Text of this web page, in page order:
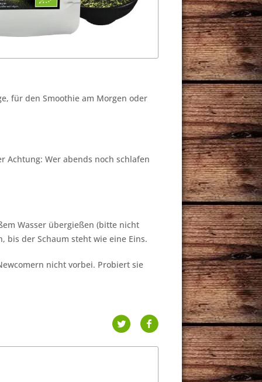
für den Smoothie am Morgen oder
Achtung: Wer abends noch schlafen
Wasser übergießen (bitte nicht
bis der Schaum steht wie eine Eins.
nicht vorbei. Probiert sie